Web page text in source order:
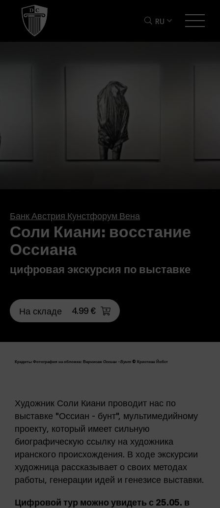
RU
Банк Австрия Кунстфорум Вена
Соли Киани: восстание
Оссиана
цифровая экскурсия по выставке
На складе 4.99 €
Кредиты Фотография на обложке: ВернисажОссиан - Бунт © Кристиан Йобст
Художник Соли Киани проводит нас по
выставке "Оссиан - бунт", мультимедийному
проекту, который имеет сильную
биографическую ссылку на художника
иранского происхождения. В ходе экскурсии
художница рассказывает о своих методах
работы, генерации идей и генезисе выставки.
Цифровой тур можно увидеть с 25.05. в